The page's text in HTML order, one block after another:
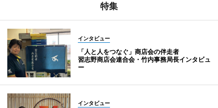
特集
インタビュー
「人と人をつなぐ」商店会の伴走者
習志野商店会連合会・竹内事務局長インタビュ
ー
インタビュー